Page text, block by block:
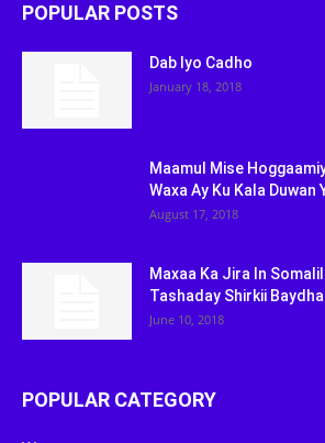
POPULAR POSTS
Dab Iyo Cadho
January 18, 2018
Maamul Mise
Waxa Ay Ku Kala Duwan
August 17, 2018
Maxaa Ka Jira In
Tashaday Shirkii
June 10, 2018
POPULAR CATEGORY